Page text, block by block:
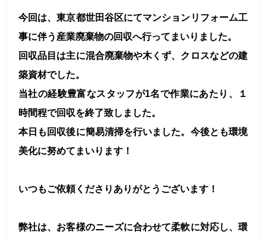
今回は、東京都世田谷区にてマンションリフォーム工
事に伴う産業廃棄物の回収へ行ってまいりました。
回収品目は主に混合廃棄物や木くず、クロスなどの建
築資材でした。
当社の経験豊富なスタッフが1名で作業にあたり、１
時間程で回収を終了致しました。
本日も回収後に簡易清掃を行いました。今後とも環境
美化に努めてまいります！
いつもご依頼くださりありがとうございます！
弊社は、お客様のニーズに合わせて柔軟に対応し、環